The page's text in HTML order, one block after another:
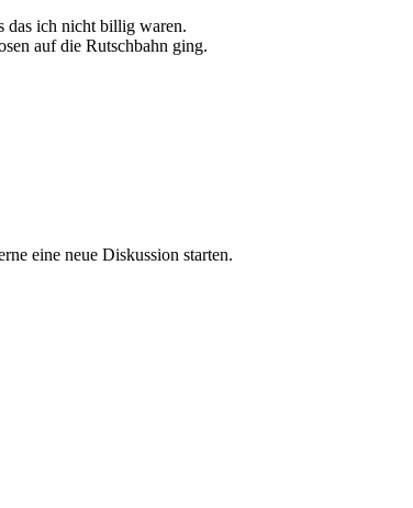
das ich nicht billig waren.
auf die Rutschbahn ging.
eine neue Diskussion starten.